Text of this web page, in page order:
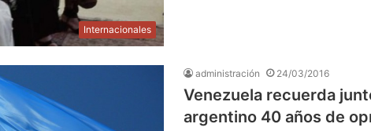
Internacionales
administración 24/03/2016
Venezuela recuerda
argentino 40 años de